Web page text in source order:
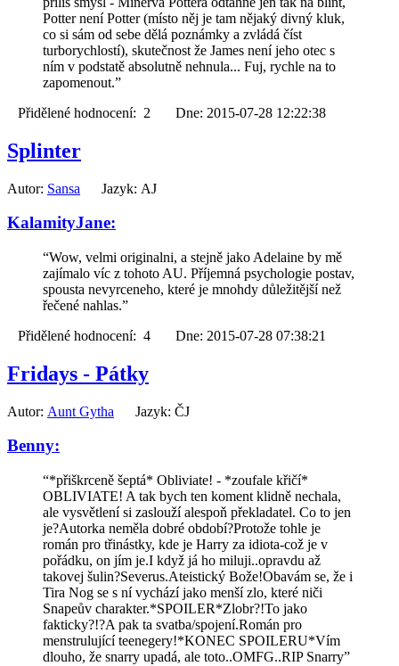
Potter není Potter (místo něj je tam nějaký divný kluk,
co si sám od sebe dělá poznámky a zvládá číst
turborychlostí), skutečnost že James není jeho otec s
ním v podstatě absolutně nehnula... Fuj, rychle na to
zapomenout.”
Přidělené hodnocení: 2 Dne: 2015-07-28 12:22:38
Splinter
Autor: Sansa Jazyk: AJ
KalamityJane:
“Wow, velmi originalni, a stejně jako Adelaine by mě
zajímalo víc z tohoto AU. Příjemná psychologie postav,
spousta nevyrceneho, které je mnohdy důležitější než
řečené nahlas.”
Přidělené hodnocení: 4 Dne: 2015-07-28 07:38:21
Fridays - Pátky
Autor: Aunt Gytha Jazyk: ČJ
Benny:
“*přiškrceně šeptá* Obliviate! - *zoufale křičí*
OBLIVIATE! A tak bych ten koment klidně nechala,
ale vysvětlení si zaslouží alespoň překladatel. Co to jen
je?Autorka neměla dobré období?Protože tohle je
román pro třinástky, kde je Harry za idiota-což je v
pořádku, on jím je.I když já ho miluji..opravdu až
takovej šulin?Severus.Ateistický Bože!Obavám se, že i
Tira Nog se s ní vychází jako menší zlo, které niči
Snapeův charakter.*SPOILER*Zlobr?!To jako
fakticky?!?A pak ta svatba/spojení.Román pro
menstrulující teenegery!*KONEC SPOILERU*Vím
dlouho, že snarry upadá, ale toto..OMFG..RIP Snarry”